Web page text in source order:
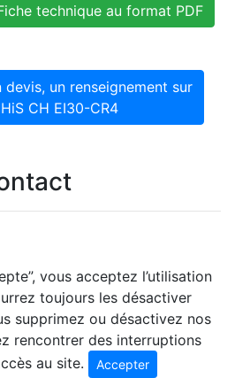
technique au format PDF
devis, un renseignement sur
CH EI30-CR4
vous acceptez l’utilisation
toujours les désactiver
supprimez ou désactivez nos
rencontrer des interruptions
au site.
Accepter